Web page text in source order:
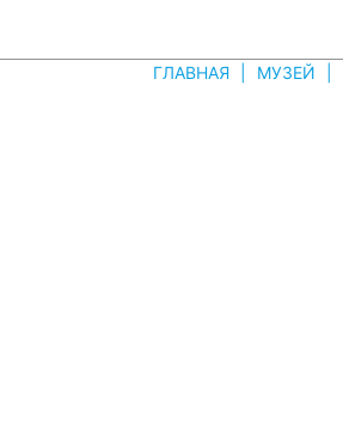
ГЛАВНАЯ МУЗЕЙ